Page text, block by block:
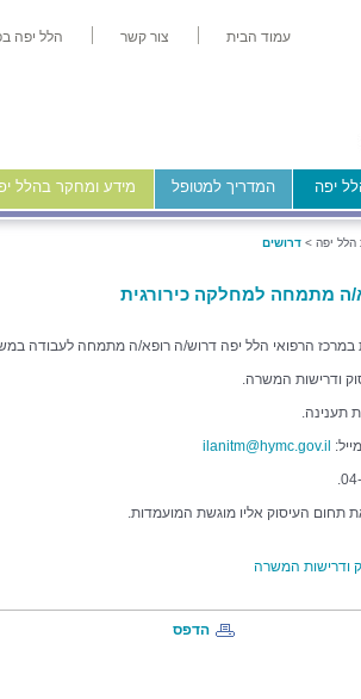
עמוד הבית צור קשר הלל יפה
יפה המדריך למטופל מידע ומחקר בהלל
הלל יפה > דרושים
ה מתמחה למחלקה כירורגית
במרכז הרפואי הלל יפה דרוש/ה רופא/ה מתמחה לעבודה
ודרישות המשרה.
תענינה.
ilanitm@hymc.gov.il
תחום העיסוק אליו מוגשת המועמדות.
ודרישות המשרה
הדפס